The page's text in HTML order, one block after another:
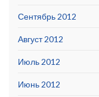
Сентябрь 2012
Август 2012
Июль 2012
Июнь 2012